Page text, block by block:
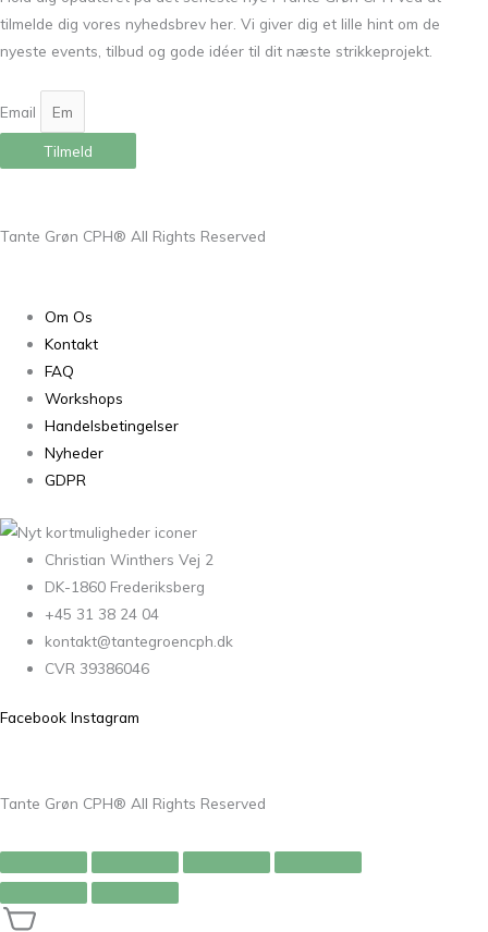
tilmelde dig vores nyhedsbrev her. Vi giver dig et lille hint om de
nyeste events, tilbud og gode idéer til dit næste strikkeprojekt.
Email
Tilmeld
Tante Grøn CPH® All Rights Reserved
Om Os
Kontakt
FAQ
Workshops
Handelsbetingelser
Nyheder
GDPR
Christian Winthers Vej 2
DK-1860 Frederiksberg
+45 31 38 24 04
kontakt@tantegroencph.dk
CVR 39386046
Facebook Instagram
Tante Grøn CPH® All Rights Reserved